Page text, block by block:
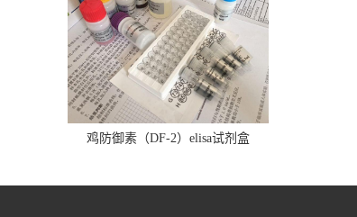
鸡防御素（DF-2）elisa试剂盒